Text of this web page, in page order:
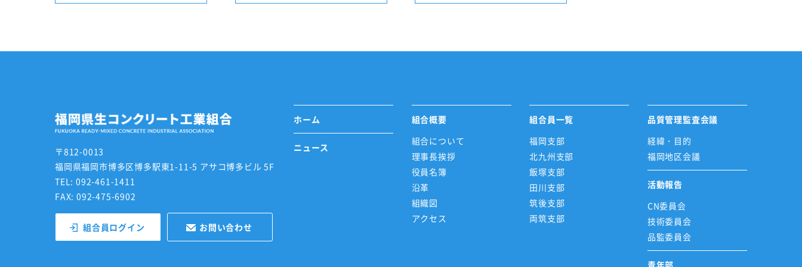
〒812-0013
福岡県福岡市博多区博多駅東1-11-5 アサコ博多ビル 5F
TEL: 092-461-1411
FAX: 092-475-6902
組合員ログイン お問い合わせ
ホーム
ニュース
組合概要
組合について
理事長挨拶
役員名簿
沿革
組織図
アクセス
組合員一覧
福岡支部
北九州支部
飯塚支部
田川支部
筑後支部
両筑支部
品質管理監査会議
経緯・目的
福岡地区会議
活動報告
CN委員会
技術委員会
品監委員会